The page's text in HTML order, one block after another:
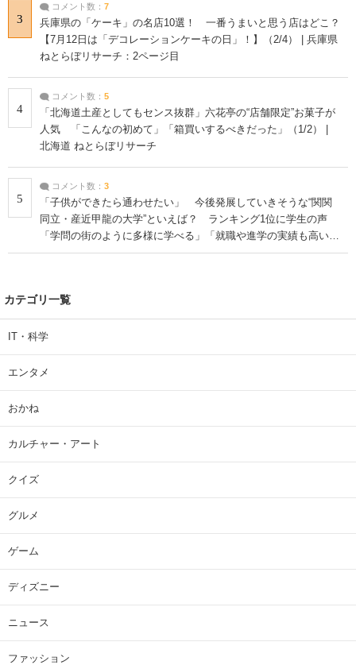
3
コメント数： 7
兵庫県の「ケーキ」の名店10選！ 一番うまいと思う店はどこ？
【7月12日は「デコレーションケーキの日」！】（2/4） | 兵庫県
ねとらぼリサーチ：2ページ目
4
コメント数： 5
「北海道土産としてもセンス抜群」六花亭の“店舗限定”お菓子が
人気 「こんなの初めて」「箱買いするべきだった」（1/2） |
北海道 ねとらぼリサーチ
5
コメント数： 3
「子供ができたら通わせたい」 今後発展していきそうな“関関
同立・産近甲龍の大学”といえば？ ランキング1位に学生の声
「学問の街のように多様に学べる」「就職や進学の実績も高い」
| 大学 ねとらぼリサーチ
カテゴリ一覧
IT・科学
エンタメ
おかね
カルチャー・アート
クイズ
グルメ
ゲーム
ディズニー
ニュース
ファッション